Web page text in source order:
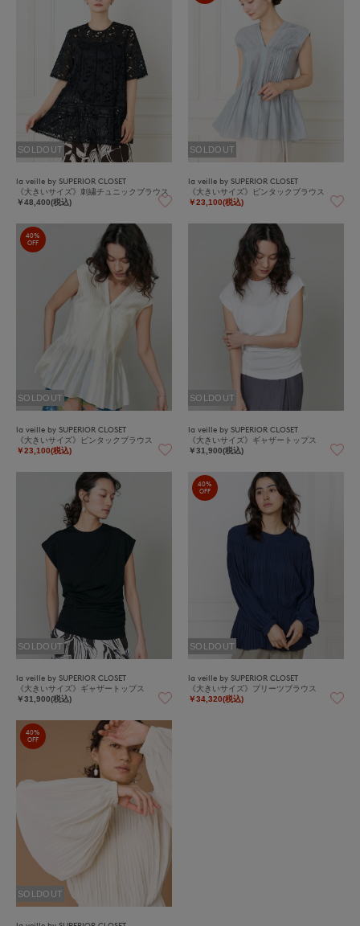
SOLDOUT
la veille by SUPERIOR CLOSET
《大きいサイズ》刺繍チュニックブラウス
￥48,400(税込)
SOLDOUT
la veille by SUPERIOR CLOSET
《大きいサイズ》ピンタックブラウス
￥23,100(税込)
40%
OFF
SOLDOUT
la veille by SUPERIOR CLOSET
《大きいサイズ》ピンタックブラウス
￥23,100(税込)
SOLDOUT
la veille by SUPERIOR CLOSET
《大きいサイズ》ギャザートップス
￥31,900(税込)
SOLDOUT
la veille by SUPERIOR CLOSET
《大きいサイズ》ギャザートップス
￥31,900(税込)
40%
OFF
SOLDOUT
la veille by SUPERIOR CLOSET
《大きいサイズ》プリーツブラウス
￥34,320(税込)
40%
OFF
SOLDOUT